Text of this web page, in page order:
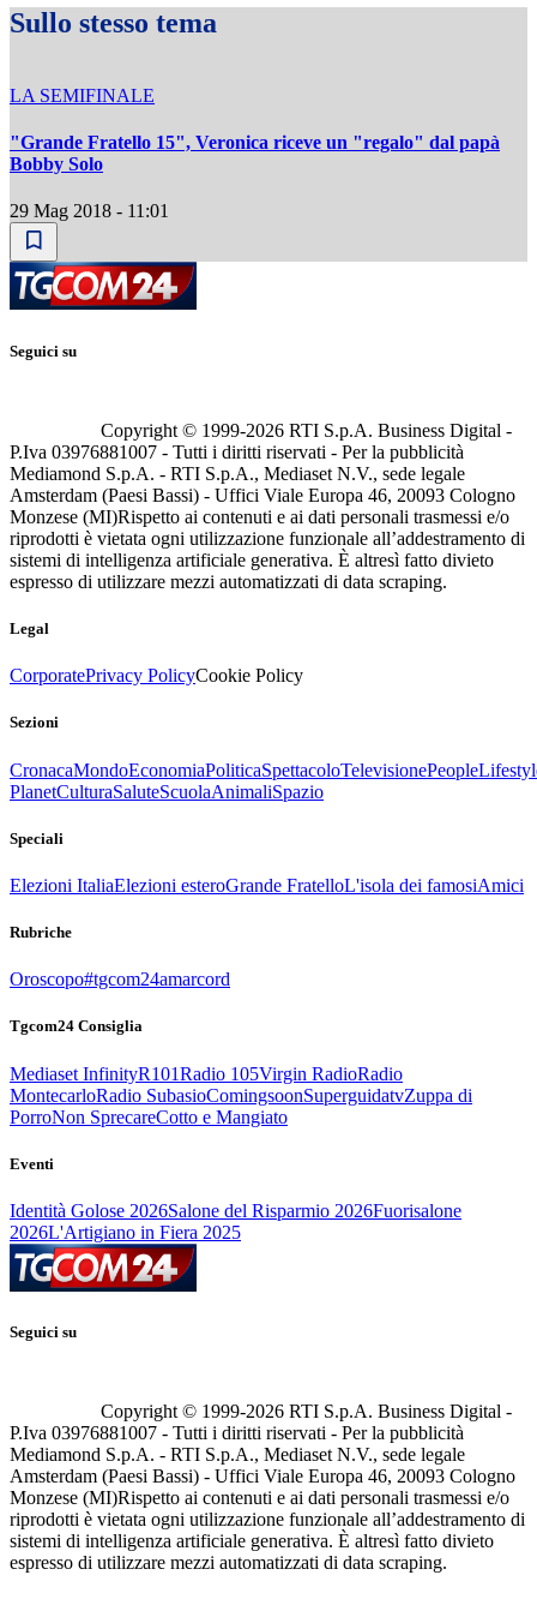
Sullo stesso tema
LA SEMIFINALE
"Grande Fratello 15", Veronica riceve un "regalo" dal papà
Bobby Solo
29 Mag 2018 - 11:01
Seguici su
Copyright © 1999-2026 RTI S.p.A. Business Digital -
P.Iva 03976881007 - Tutti i diritti riservati - Per la pubblicità
Mediamond S.p.A. - RTI S.p.A., Mediaset N.V., sede legale
Amsterdam (Paesi Bassi) - Uffici Viale Europa 46, 20093 Cologno
Monzese (MI)Rispetto ai contenuti e ai dati personali trasmessi e/o
riprodotti è vietata ogni utilizzazione funzionale all’addestramento di
sistemi di intelligenza artificiale generativa. È altresì fatto divieto
espresso di utilizzare mezzi automatizzati di data scraping.
Legal
CorporatePrivacy PolicyCookie Policy
Sezioni
CronacaMondoEconomiaPoliticaSpettacoloTelevisionePeople
PlanetCulturaSaluteScuolaAnimaliSpazio
Speciali
Elezioni ItaliaElezioni esteroGrande FratelloL'isola dei famosiAmici
Rubriche
Oroscopo#tgcom24amarcord
Tgcom24 Consiglia
Mediaset InfinityR101Radio 105Virgin RadioRadio
MontecarloRadio SubasioComingsoonSuperguidatvZuppa di
PorroNon SprecareCotto e Mangiato
Eventi
Identità Golose 2026Salone del Risparmio 2026Fuorisalone
2026L'Artigiano in Fiera 2025
Seguici su
Copyright © 1999-2026 RTI S.p.A. Business Digital -
P.Iva 03976881007 - Tutti i diritti riservati - Per la pubblicità
Mediamond S.p.A. - RTI S.p.A., Mediaset N.V., sede legale
Amsterdam (Paesi Bassi) - Uffici Viale Europa 46, 20093 Cologno
Monzese (MI)Rispetto ai contenuti e ai dati personali trasmessi e/o
riprodotti è vietata ogni utilizzazione funzionale all’addestramento di
sistemi di intelligenza artificiale generativa. È altresì fatto divieto
espresso di utilizzare mezzi automatizzati di data scraping.